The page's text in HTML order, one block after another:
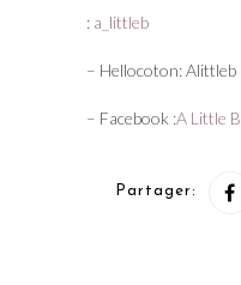
: a_littleb
– Hellocoton: Alittleb
– Facebook :A Little B
Partager: